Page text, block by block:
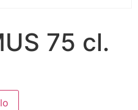
75 cl.